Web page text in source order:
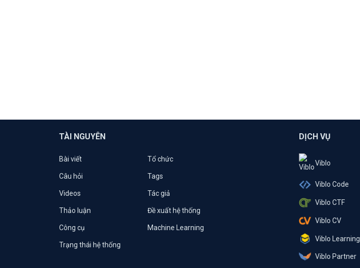
TÀI NGUYÊN
Bài viết Tổ chức
Câu hỏi Tags
Videos Tác giả
Thảo luận Đề xuất hệ thống
Công cụ Machine Learning
Trạng thái hệ thống
DỊCH VỤ
Viblo
Viblo Code
Viblo CTF
Viblo CV
Viblo Learning
Viblo Partner